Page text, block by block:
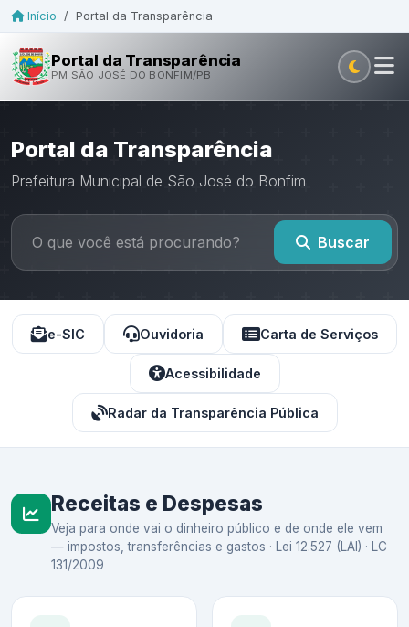
Início / Portal da Transparência
Portal da Transparência
PM SÃO JOSÉ DO BONFIM/PB
Portal da Transparência
Prefeitura Municipal de São José do Bonfim
Buscar
e-SIC Ouvidoria Carta de Serviços
Acessibilidade
Radar da Transparência Pública
Receitas e Despesas
Veja para onde vai o dinheiro público e de onde ele vem
— impostos, transferências e gastos · Lei 12.527 (LAI) · LC
131/2009